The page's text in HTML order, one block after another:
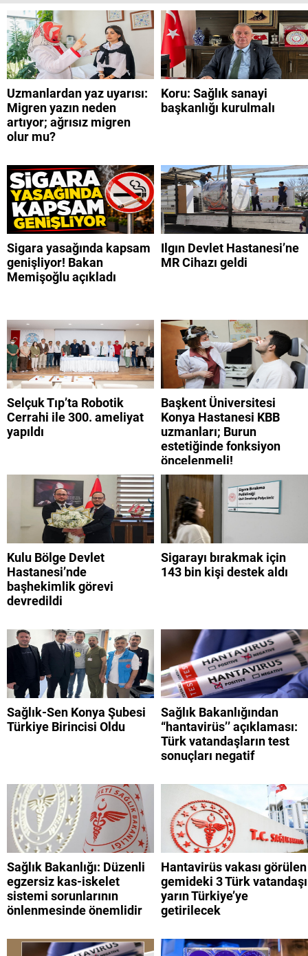
Uzmanlardan yaz uyarısı:
Migren yazın neden
artıyor; ağrısız migren
olur mu?
Koru: Sağlık sanayi
başkanlığı kurulmalı
Sigara yasağında kapsam
genişliyor! Bakan
Memişoğlu açıkladı
Ilgın Devlet Hastanesi’ne
MR Cihazı geldi
Selçuk Tıp’ta Robotik
Cerrahi ile 300. ameliyat
yapıldı
Başkent Üniversitesi
Konya Hastanesi KBB
uzmanları; Burun
estetiğinde fonksiyon
öncelenmeli!
Kulu Bölge Devlet
Hastanesi’nde
başhekimlik görevi
devredildi
Sigarayı bırakmak için
143 bin kişi destek aldı
Sağlık-Sen Konya Şubesi
Türkiye Birincisi Oldu
Sağlık Bakanlığından
“hantavirüs’’ açıklaması:
Türk vatandaşların test
sonuçları negatif
Sağlık Bakanlığı: Düzenli
egzersiz kas-iskelet
sistemi sorunlarının
önlenmesinde önemlidir
Hantavirüs vakası görülen
gemideki 3 Türk vatandaşı
yarın Türkiye’ye
getirilecek